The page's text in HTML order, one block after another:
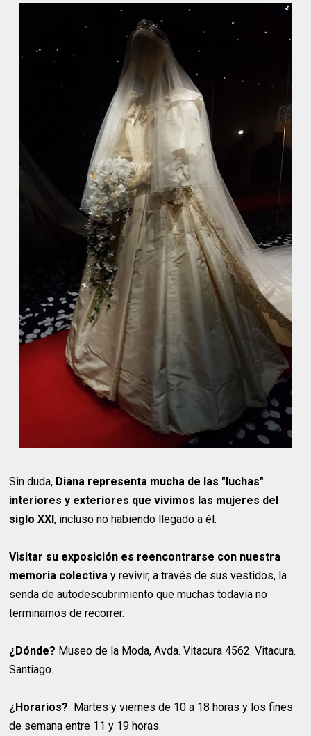
Sin duda, Diana representa mucha de las "luchas"
interiores y exteriores que vivimos las mujeres del
siglo XXI, incluso no habiendo llegado a él.
Visitar su exposición es reencontrarse con nuestra
memoria colectiva y revivir, a través de sus vestidos, la
senda de autodescubrimiento que muchas todavía no
terminamos de recorrer.
¿Dónde? Museo de la Moda, Avda. Vitacura 4562. Vitacura.
Santiago.
¿Horarios? Martes y viernes de 10 a 18 horas y los fines
de semana entre 11 y 19 horas.